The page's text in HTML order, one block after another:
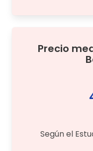
Precio
Según el